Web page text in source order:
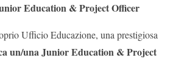
Education & Project Officer
Ufficio Educazione, una prestigiosa
un/una Junior Education & Project